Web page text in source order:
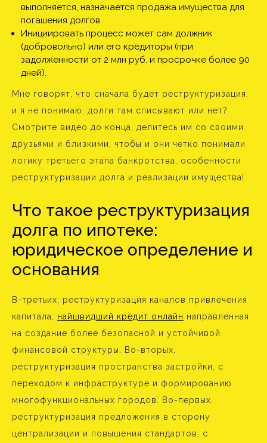
выполняется, назначается продажа имущества для
погашения долгов.
Инициировать процесс может сам должник
(добровольно) или его кредиторы (при
задолженности от 2 млн руб. и просрочке более 90
дней).
Мне говорят, что сначала будет реструктуризация,
и я не понимаю, долги там списывают или нет?
Смотрите видео до конца, делитесь им со своими
друзьями и близкими, чтобы и они четко понимали
логику третьего этапа банкротства, особенности
реструктуризации долга и реализации имущества!
Что такое реструктуризация
долга по ипотеке:
юридическое определение и
основания
В-третьих, реструктуризация каналов привлечения
капитала, найшвидший кредит онлайн направленная
на создание более безопасной и устойчивой
финансовой структуры. Во-вторых,
реструктуризация пространства застройки, с
переходом к инфраструктуре и формированию
многофункциональных городов. Во-первых,
реструктуризация предложения в сторону
централизации и повышения стандартов, с